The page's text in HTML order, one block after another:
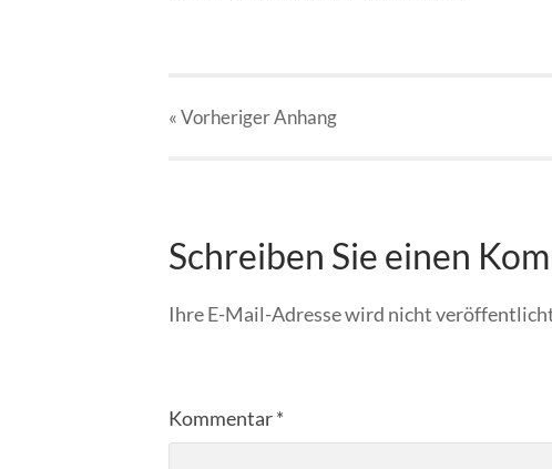
« VorherigerAnhang
Schreiben Sie einen
Ihre E-Mail-Adresse wird nicht
Kommentar*